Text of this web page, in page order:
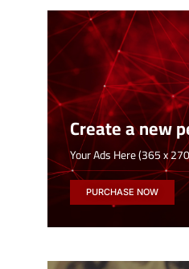
Create a new
Your Ads Here (365 x
PURCHASE NOW